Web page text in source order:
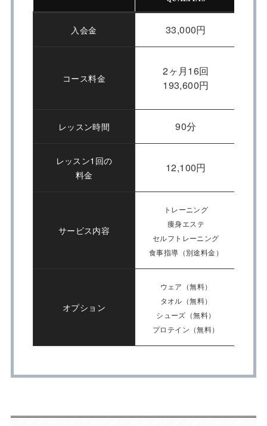
入会金 33,000円
コース料金
2ヶ月16回
193,600円
レッスン時間 90分
レッスン1回の
料金
12,100円
サービス内容
トレーニング
痩身エステ
セルフトレーニング
食事指導（別途料金）
オプション
ウェア（無料）
タオル（無料）
シューズ（無料）
プロテイン（無料）